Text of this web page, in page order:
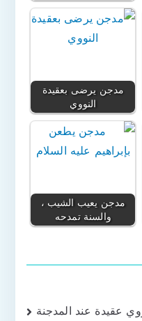
مدجن يرضى بعقيدة
النووي
مدجن يعيب الشيب ،
والسنة تمدحه
عقيدة عند المدجنة